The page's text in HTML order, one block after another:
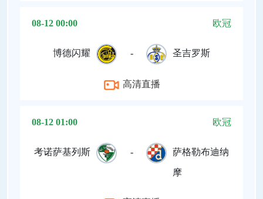
08-12 00:00 欧冠
博德闪耀 - 圣吉罗斯
高清直播
08-12 01:00 欧冠
考诺萨基列斯 - 萨格勒布迪纳
摩